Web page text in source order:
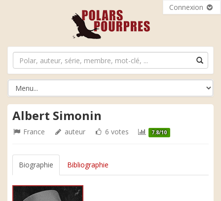
Connexion
Albert Simonin
France auteur 6 votes 7.8/10
Biographie Bibliographie